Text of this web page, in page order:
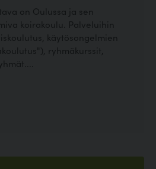
on Oulussa ja sen
koirakoulu. Palveluihin
käytösongelmien
ryhmäkurssit,